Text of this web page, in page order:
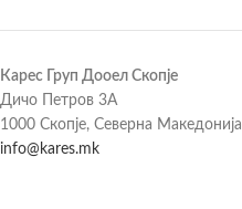
Карес Груп Дооел Скопје
Дичо Петров 3А
1000 Скопје, Северна Македонија
info@kares.mk